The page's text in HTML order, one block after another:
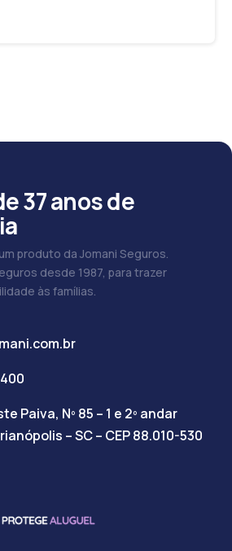
37 anos de
produto da Jomani Seguros.
desde 1987, para trazer
às famílias.
Paiva, Nº 85 – 1 e 2º andar
– SC – CEP 88.010-530